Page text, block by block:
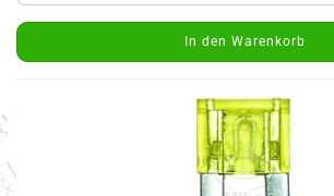
In den Warenkorb